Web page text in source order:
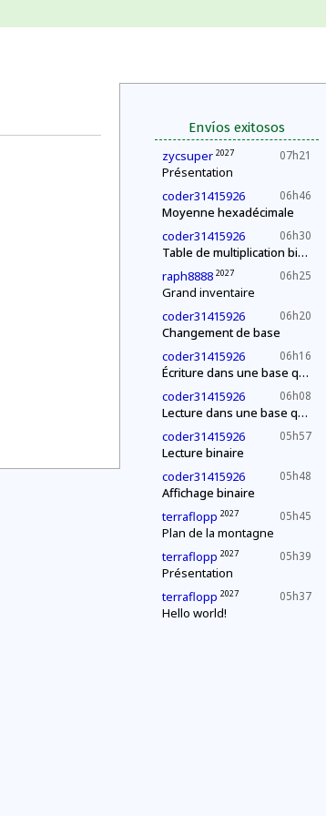
Envíos exitosos
07h21
zycsuper 2027
Présentation
06h46
coder31415926
Moyenne hexadécimale
06h30
coder31415926
Table de multiplication binaire
06h25
raph8888 2027
Grand inventaire
06h20
coder31415926
Changement de base
06h16
coder31415926
Écriture dans une base quelconque
06h08
coder31415926
Lecture dans une base quelconque
05h57
coder31415926
Lecture binaire
05h48
coder31415926
Affichage binaire
05h45
terraflopp 2027
Plan de la montagne
05h39
terraflopp 2027
Présentation
05h37
terraflopp 2027
Hello world!